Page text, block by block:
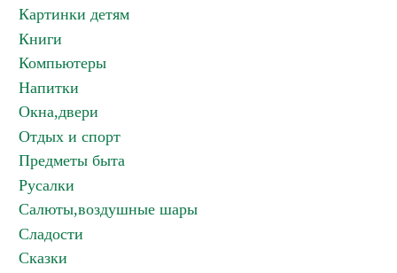
Картинки детям
Книги
Компьютеры
Напитки
Окна,двери
Отдых и спорт
Предметы быта
Русалки
Салюты,воздушные шары
Сладости
Сказки